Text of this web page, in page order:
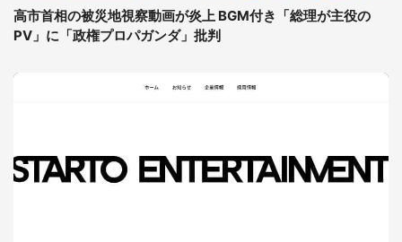
高市首相の被災地視察動画が炎上 BGM付き「総理が主役の
PV」に「政権プロパガンダ」批判